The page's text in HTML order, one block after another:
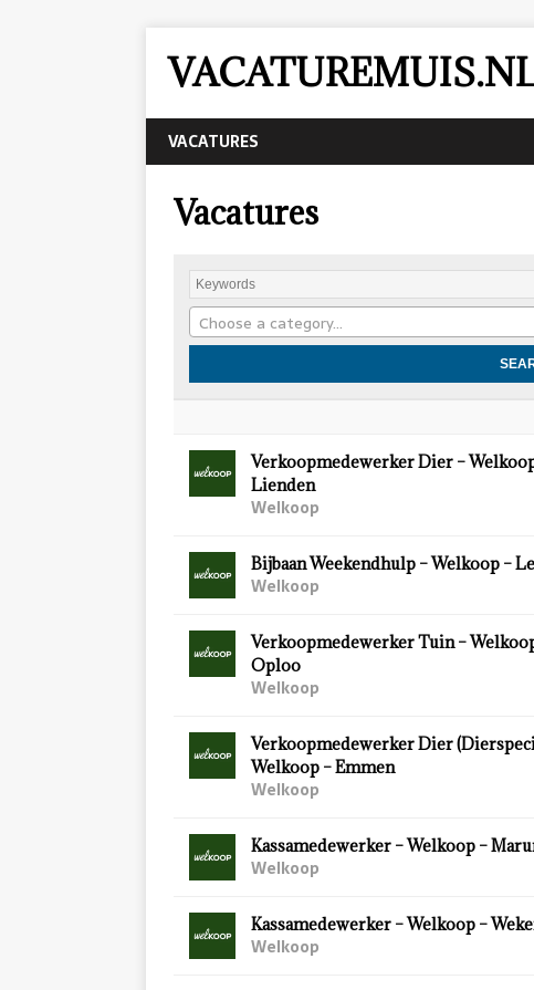
VACATURES
Vacatures
Choose a category…
Verkoopmedewerker Dier –
Lienden
Welkoop
Bijbaan Weekendhulp – Welkoop –
Welkoop
Verkoopmedewerker Tuin –
Oploo
Welkoop
Verkoopmedewerker Dier
Welkoop – Emmen
Welkoop
Kassamedewerker – Welkoop –
Welkoop
Kassamedewerker – Welkoop –
Welkoop